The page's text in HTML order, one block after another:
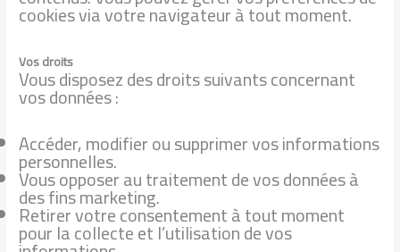
cookies via votre navigateur à tout moment.
Vos droits
Vous disposez des droits suivants concernant
vos données :
Accéder, modifier ou supprimer vos informations
personnelles.
Vous opposer au traitement de vos données à
des fins marketing.
Retirer votre consentement à tout moment
pour la collecte et l’utilisation de vos